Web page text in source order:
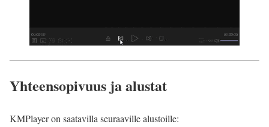
Yhteensopivuus ja alustat
KMPlayer on saatavilla seuraaville alustoille: